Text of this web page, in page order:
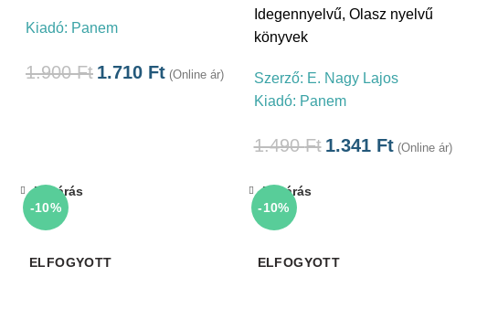
Kiadó: Panem
1.900Ft 1.710 Ft (Online ár)
Idegennyelvű, Olasz nyelvű
könyvek
Szerző: E. Nagy Lajos
Kiadó: Panem
1.490Ft 1.341 Ft (Online ár)
-10%
ELFOGYOTT
Bezárás
-10%
ELFOGYOTT
Bezárás